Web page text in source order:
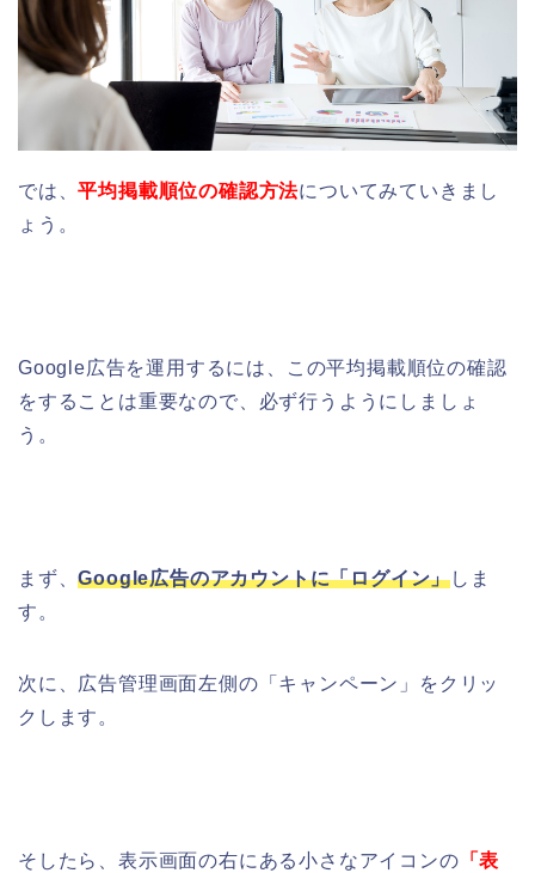
では、平均掲載順位の確認方法についてみていきまし
ょう。
Google広告を運用するには、この平均掲載順位の確認
をすることは重要なので、必ず行うようにしましょ
う。
まず、Google広告のアカウントに「ログイン」しま
す。
次に、広告管理画面左側の「キャンペーン」をクリッ
クします。
そしたら、表示画面の右にある小さなアイコンの 「表